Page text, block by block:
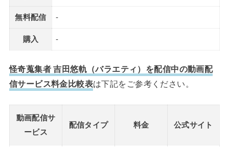
無料配信 -
購入 -
怪奇蒐集者 吉田悠軌（バラエティ）を配信中の動画配
信サービス料金比較表は下記をご参考ください。
動画配信サ
ービス
配信タイプ 料金 公式サイト